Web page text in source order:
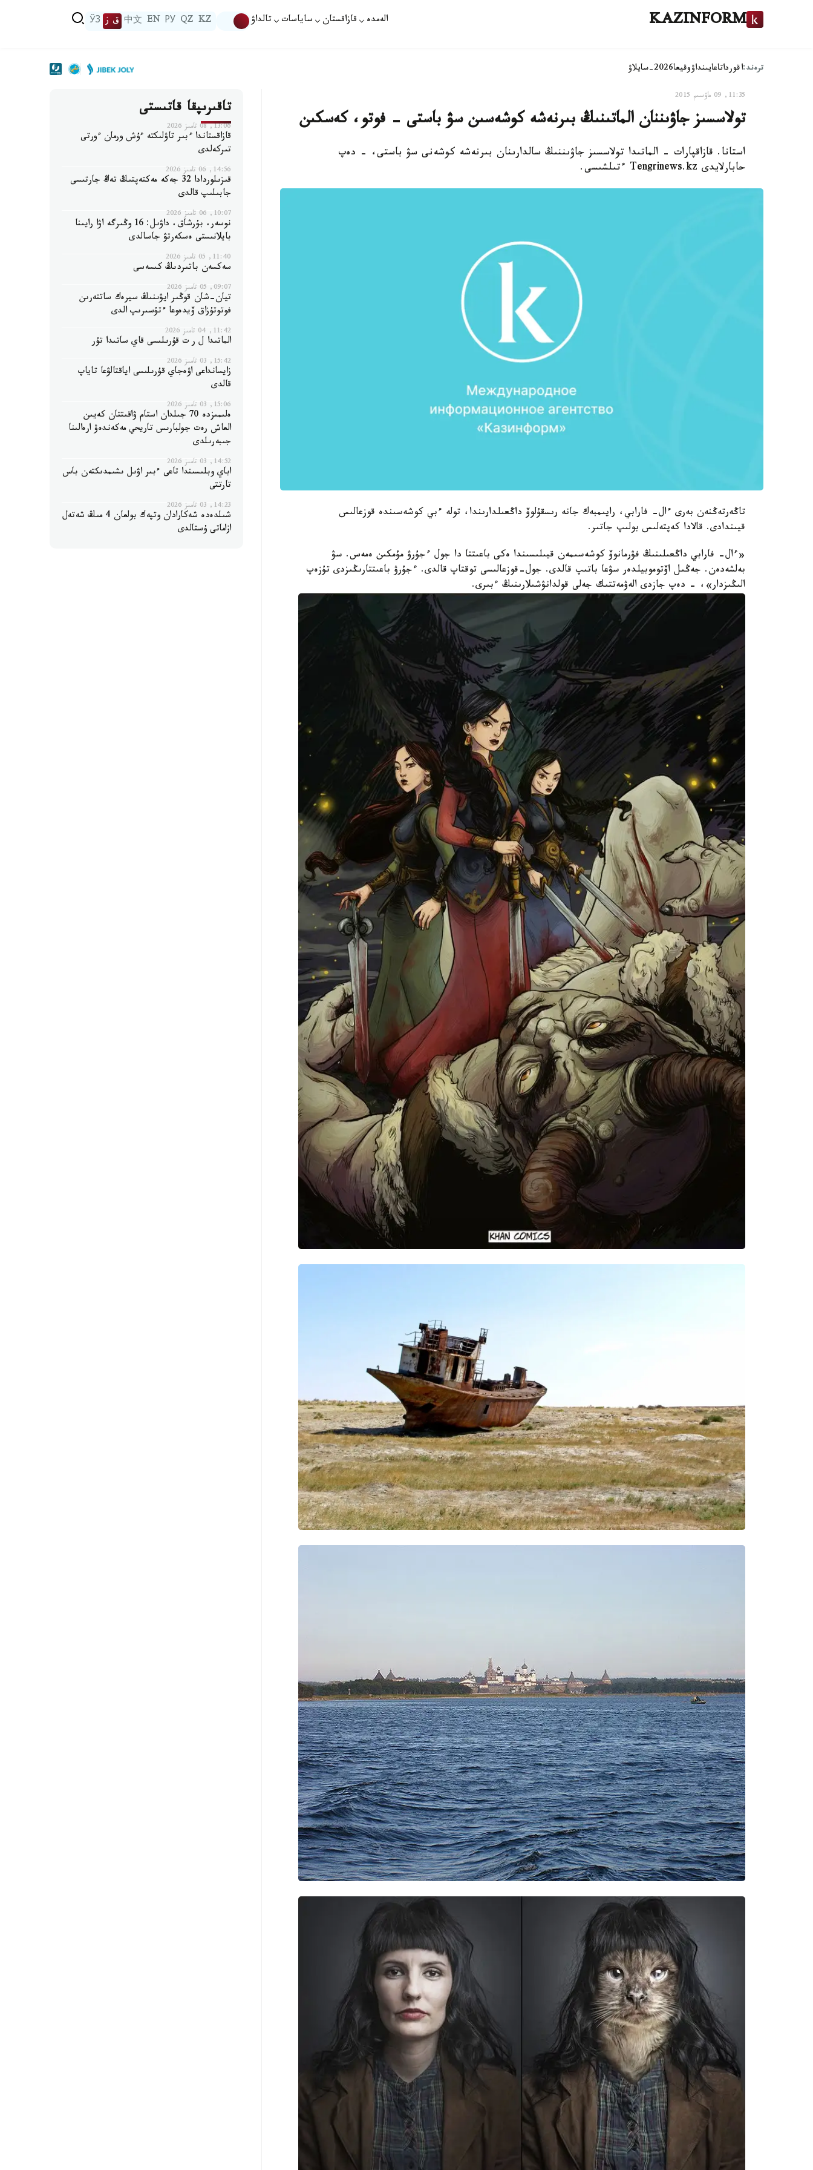
KAZINFORM الەمدە قازاقستان ساياسات تالداۋ KZ
QZ
РУ
EN
中文 ق ز ЎЗ
ترەند:اقورداتاعايىنداۋوقيعا2026-سايلاۋ
11:35, 09 ماۋسىم 2015
تولاسسىز جاۋىننان الماتىنىڭ بىرنەشە كوشەسىن سۋ باستى - فوتو، كەسكىن
استانا. قازاقپارات - الماتىدا تولاسسىز جاۋىننىڭ سالدارىنان بىرنەشە كوشەنى سۋ باستى، - دەپ
حابارلايدى Tengrinews.kz ءتىلشىسى.
تاڭەرتەڭنەن بەرى ءال- فارابي، رايىمبەك جانە رىسقۇلوۆ داڭعىلدارىندا، تولە ءبي كوشەسىندە قوزعالىس
قيىندادى. قالادا كەپتەلىس بولىپ جاتىر.
«ءال- فارابي داڭعىلىنىڭ فۋرمانوۆ كوشەسىمەن قيىلىسىندا ەكى باعىتتا دا جول ءجۇرۋ مۇمكىن ەمەس. سۋ
بەلشەدەن. جەڭىل اۆتوموبيلدەر سۋعا باتىپ قالدى. جول-قوزعالىسى توقتاپ قالدى. ءجۇرۋ باعىتتارىڭىزدى تۇزەپ
الىڭىزدار»، - دەپ جازدى الەۋمەتتىك جەلى قولدانۋشىلارىنىڭ ءبىرى.
تاقىرىپقا قاتىستى
13:06, 08 تامىز 2026
قازاقستاندا ءبىر تاۋلىكتە ءۇش ورمان ءورتى
تىركەلدى
14:56, 06 تامىز 2026
قىزىلوردادا 32 جەكە مەكتەپتىڭ تەڭ جارتىسى
جابىلىپ قالدى
10:07, 06 تامىز 2026
نوسەر، بۇرشاق، داۋىل: 16 وڭىرگە اۋا رايىنا
بايلانىستى ەسكەرتۋ جاسالدى
11:40, 05 تامىز 2026
سەكسەن باتىردىڭ كىسەسى
09:07, 05 تامىز 2026
تيان-شان قوڭىر ايۋىنىڭ سيرەك ساتتەرىن
فوتوتۇزاق ۆيدەوعا ءتۇسىرىپ الدى
11:42, 04 تامىز 2026
الماتىدا ل ر ت قۇرىلىسى قاي ساتىدا تۇر
15:42, 03 تامىز 2026
زايسانداعى اۋەجاي قۇرىلىسى اياقتالۋعا تاياپ
قالدى
15:06, 03 تامىز 2026
ەلىمىزدە 70 جىلدان استام ۋاقىتتان كەيىن
العاش رەت جولبارىس تاريحي مەكەندەۋ ارەالىنا
جىبەرىلدى
14:52, 03 تامىز 2026
اباي وبلىسىندا تاعى ءبىر اۋىل ىشىمدىكتەن باس
تارتتى
14:23, 03 تامىز 2026
شىلدەدە شەكارادان وتپەك بولعان 4 مىڭ شەتەل
ازاماتى ۇستالدى